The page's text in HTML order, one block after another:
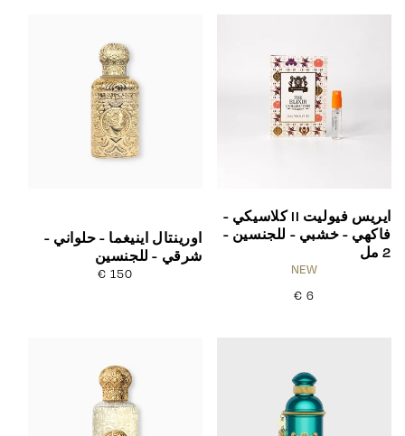
ايريس فيوليت II كلاسيكي -
فاكهي - خشبي - للجنسين -
2 مل
NEW
السعر
6 €
اورينتال اينيغما - حلواني -
شرقي - للجنسين
السعر
150 €